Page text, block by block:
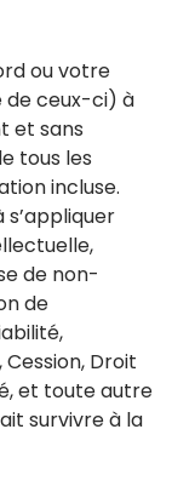
ou votre
de ceux-ci) à
et sans
tous les
incluse.
de non-
de
Droit
et toute autre
survivre à la